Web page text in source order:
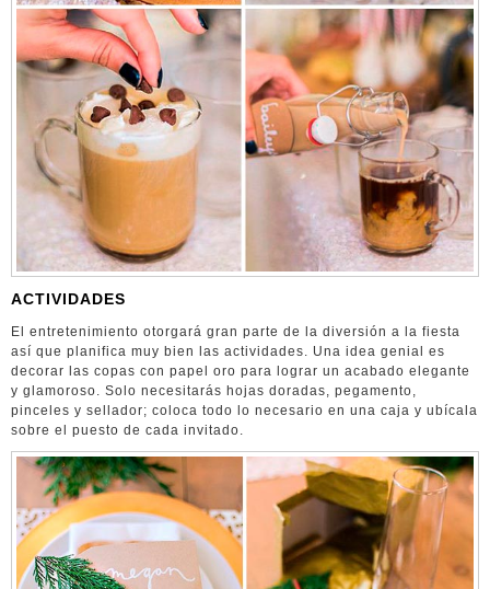
ACTIVIDADES
El entretenimiento otorgará gran parte de la diversión a la fiesta
así que planifica muy bien las actividades. Una idea genial es
decorar las copas con papel oro para lograr un acabado elegante
y glamoroso. Solo necesitarás hojas doradas, pegamento,
pinceles y sellador; coloca todo lo necesario en una caja y ubícala
sobre el puesto de cada invitado.